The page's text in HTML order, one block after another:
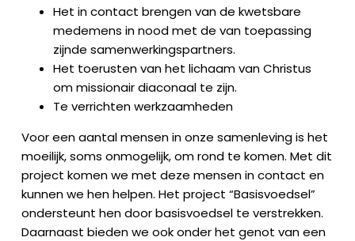
Het in contact brengen van de kwetsbare
medemens in nood met de van toepassing
zijnde samenwerkingspartners.
Het toerusten van het lichaam van Christus
om missionair diaconaal te zijn.
Te verrichten werkzaamheden
Voor een aantal mensen in onze samenleving is het
moeilijk, soms onmogelijk, om rond te komen. Met dit
project komen we met deze mensen in contact en
kunnen we hen helpen. Het project “Basisvoedsel”
ondersteunt hen door basisvoedsel te verstrekken.
Daarnaast bieden we ook onder het genot van een